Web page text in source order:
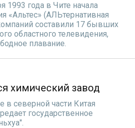
1993 года в Чите начала
«Альтес» (АЛЬтернативная
составили 17 бывших
областного телевидения,
плавание.
химический завод
в северной части Китая
государственное